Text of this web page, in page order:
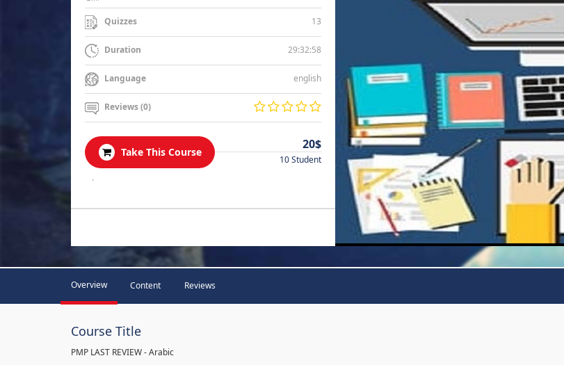
Quizzes 13
Duration 29:32:58
Language english
Reviews (0)
Take This Course
20$
10 Student
.
Overview Content Reviews
Course Title
PMP LAST REVIEW - Arabic